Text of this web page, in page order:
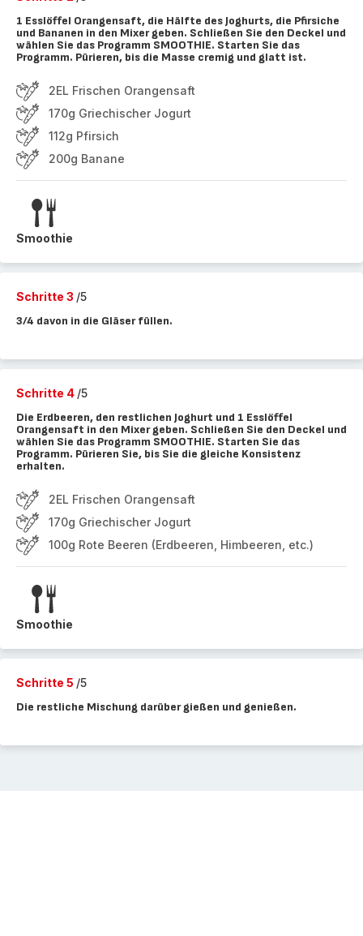
1 Esslöffel Orangensaft, die Hälfte des Joghurts, die Pfirsiche
und Bananen in den Mixer geben. Schließen Sie den Deckel und
wählen Sie das Programm SMOOTHIE. Starten Sie das
Programm. Pürieren, bis die Masse cremig und glatt ist.
2EL Frischen Orangensaft
170g Griechischer Jogurt
112g Pfirsich
200g Banane
Smoothie
Schritte 3 /5
3/4 davon in die Gläser füllen.
Schritte 4 /5
Die Erdbeeren, den restlichen Joghurt und 1 Esslöffel
Orangensaft in den Mixer geben. Schließen Sie den Deckel und
wählen Sie das Programm SMOOTHIE. Starten Sie das
Programm. Pürieren Sie, bis Sie die gleiche Konsistenz
erhalten.
2EL Frischen Orangensaft
170g Griechischer Jogurt
100g Rote Beeren (Erdbeeren, Himbeeren, etc.)
Smoothie
Schritte 5 /5
Die restliche Mischung darüber gießen und genießen.